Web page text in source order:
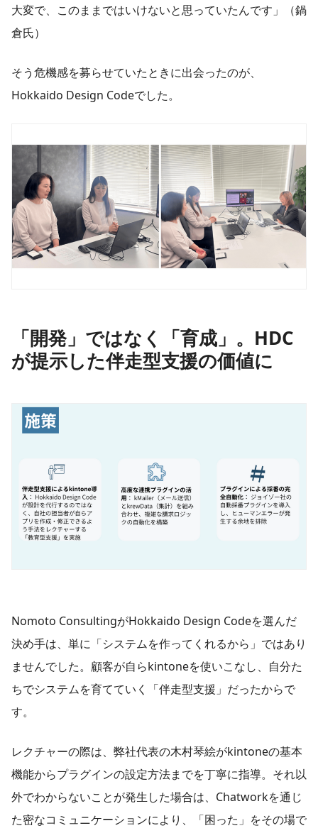
大変で、このままではいけないと思っていたんです」（鍋
倉氏）
そう危機感を募らせていたときに出会ったのが、
Hokkaido Design Codeでした。
「開発」ではなく「育成」。HDC
が提示した伴走型支援の価値に
Nomoto ConsultingがHokkaido Design Codeを選んだ
決め手は、単に「システムを作ってくれるから」ではあり
ませんでした。顧客が自らkintoneを使いこなし、自分た
ちでシステムを育てていく「伴走型支援」だったからで
す。
レクチャーの際は、弊社代表の木村琴絵がkintoneの基本
機能からプラグインの設定方法までを丁寧に指導。それ以
外でわからないことが発生した場合は、Chatworkを通じ
た密なコミュニケーションにより、「困った」をその場で